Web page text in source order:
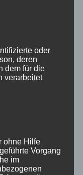
oder
deren
dem für die
verarbeitet
ohne Hilfe
Vorgang
im